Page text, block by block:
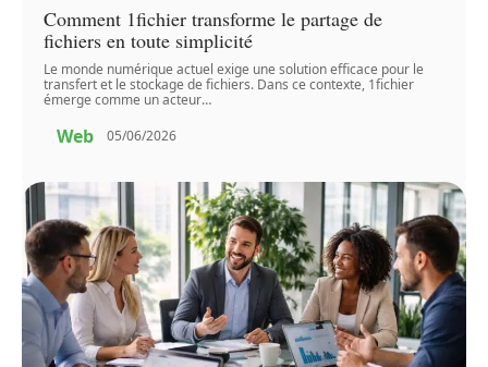
Comment 1fichier transforme le partage de
fichiers en toute simplicité
Le monde numérique actuel exige une solution efficace pour le
transfert et le stockage de fichiers. Dans ce contexte, 1fichier
émerge comme un acteur…
Web 05/06/2026